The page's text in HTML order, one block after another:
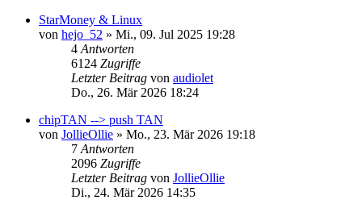
StarMoney & Linux
von hejo_52 » Mi., 09. Jul 2025 19:28
4 Antworten
6124 Zugriffe
Letzter Beitrag von audiolet
Do., 26. Mär 2026 18:24
chipTAN --> push TAN
von JollieOllie » Mo., 23. Mär 2026 19:18
7 Antworten
2096 Zugriffe
Letzter Beitrag von JollieOllie
Di., 24. Mär 2026 14:35